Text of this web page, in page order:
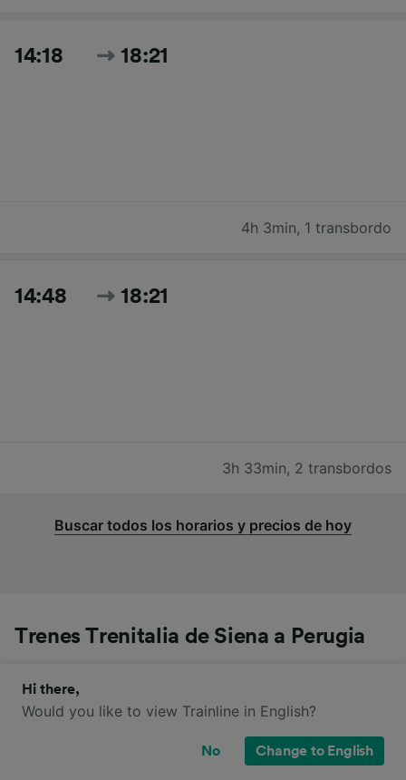
14:18 18:21
4h 3min, 1 transbordo
14:48 18:21
3h 33min, 2 transbordos
Buscar todos los horarios y precios de hoy
Trenes Trenitalia de Siena a Perugia
Puedes viajar de Siena a Perugia en trenes Trenitalia.
Por favor ten en cuenta que el trayecto de estos
por lo que es conveniente que compruebes si es
necesario hacer transbordo al buscar tus billetes.
Hi there,
Would you like to view Trainline in English?
No Change to English